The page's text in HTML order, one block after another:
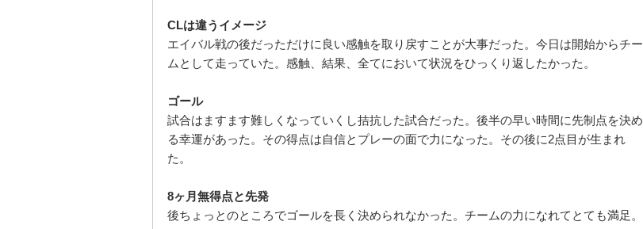
CLは違うイメージ
エイバル戦の後だっただけに良い感触を取り戻すことが大事だった。今日は開始からチー
ムとして走っていた。感触、結果、全てにおいて状況をひっくり返したかった。
ゴール
試合はますます難しくなっていくし拮抗した試合だった。後半の早い時間に先制点を決め
る幸運があった。その得点は自信とプレーの面で力になった。その後に2点目が生まれ
た。
8ヶ月無得点と先発
後ちょっとのところでゴールを長く決められなかった。チームの力になれてとても満足。